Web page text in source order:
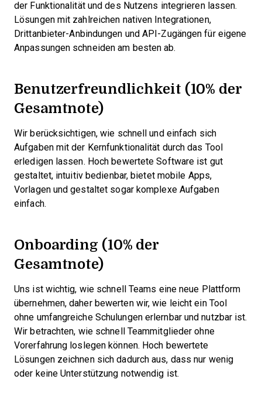
der Funktionalität und des Nutzens integrieren lassen.
Lösungen mit zahlreichen nativen Integrationen,
Drittanbieter-Anbindungen und API-Zugängen für eigene
Anpassungen schneiden am besten ab.
Benutzerfreundlichkeit (10% der
Gesamtnote)
Wir berücksichtigen, wie schnell und einfach sich
Aufgaben mit der Kernfunktionalität durch das Tool
erledigen lassen. Hoch bewertete Software ist gut
gestaltet, intuitiv bedienbar, bietet mobile Apps,
Vorlagen und gestaltet sogar komplexe Aufgaben
einfach.
Onboarding (10% der
Gesamtnote)
Uns ist wichtig, wie schnell Teams eine neue Plattform
übernehmen, daher bewerten wir, wie leicht ein Tool
ohne umfangreiche Schulungen erlernbar und nutzbar ist.
Wir betrachten, wie schnell Teammitglieder ohne
Vorerfahrung loslegen können. Hoch bewertete
Lösungen zeichnen sich dadurch aus, dass nur wenig
oder keine Unterstützung notwendig ist.